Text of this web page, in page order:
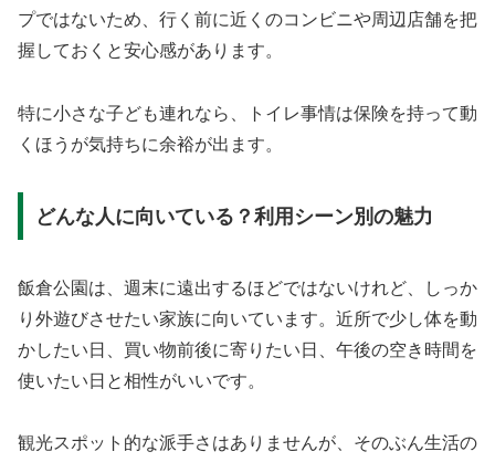
プではないため、行く前に近くのコンビニや周辺店舗を把
握しておくと安心感があります。
特に小さな子ども連れなら、トイレ事情は保険を持って動
くほうが気持ちに余裕が出ます。
どんな人に向いている？利用シーン別の魅力
飯倉公園は、週末に遠出するほどではないけれど、しっか
り外遊びさせたい家族に向いています。近所で少し体を動
かしたい日、買い物前後に寄りたい日、午後の空き時間を
使いたい日と相性がいいです。
観光スポット的な派手さはありませんが、そのぶん生活の